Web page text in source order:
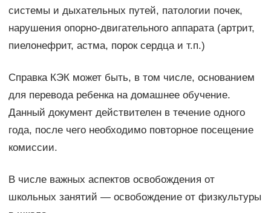
системы и дыхательных путей, патологии почек,
нарушения опорно-двигательного аппарата (артрит,
пиелонефрит, астма, порок сердца и т.п.)
Справка КЭК может быть, в том числе, основанием
для перевода ребенка на домашнее обучение.
Данный документ действителен в течение одного
года, после чего необходимо повторное посещение
комиссии.
В числе важных аспектов освобождения от
школьных занятий — освобождение от физкультуры